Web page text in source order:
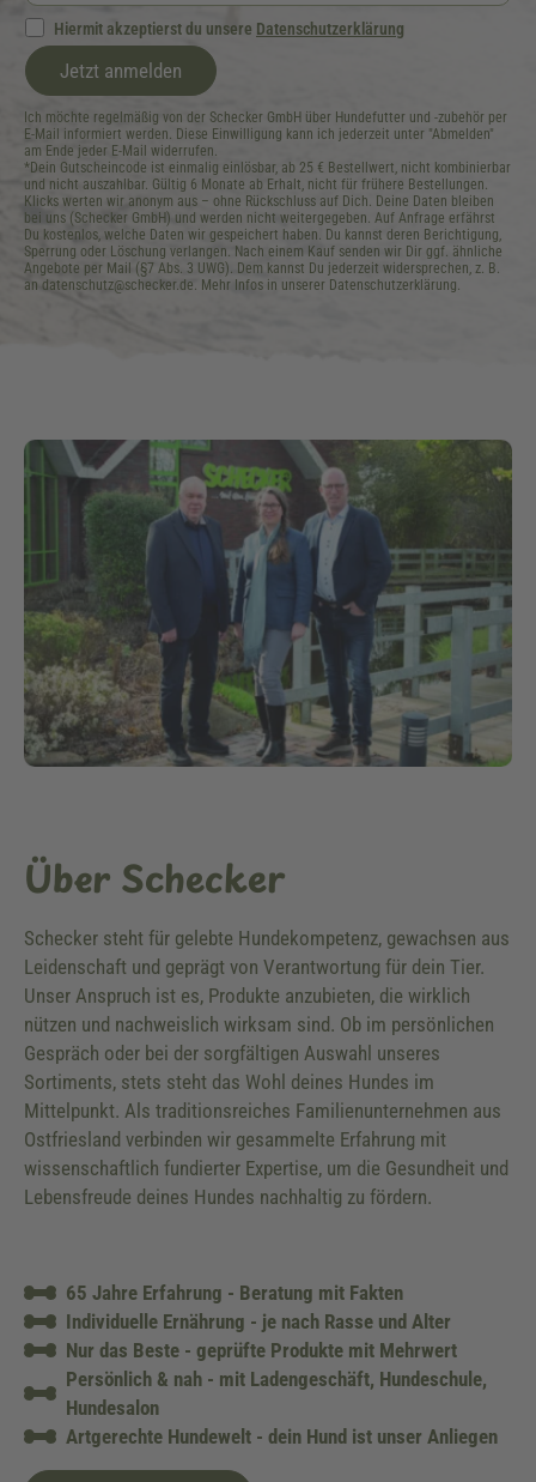
Hiermit akzeptierst du unsere Datenschutzerklärung
Jetzt anmelden
Ich möchte regelmäßig von der Schecker GmbH über Hundefutter und -zubehör per
E-Mail informiert werden. Diese Einwilligung kann ich jederzeit unter "Abmelden"
am Ende jeder E-Mail widerrufen.
*Dein Gutscheincode ist einmalig einlösbar, ab 25 € Bestellwert, nicht kombinierbar
und nicht auszahlbar. Gültig 6 Monate ab Erhalt, nicht für frühere Bestellungen.
Klicks werten wir anonym aus – ohne Rückschluss auf Dich. Deine Daten bleiben
bei uns (Schecker GmbH) und werden nicht weitergegeben. Auf Anfrage erfährst
Du kostenlos, welche Daten wir gespeichert haben. Du kannst deren Berichtigung,
Sperrung oder Löschung verlangen. Nach einem Kauf senden wir Dir ggf. ähnliche
Angebote per Mail (§7 Abs. 3 UWG). Dem kannst Du jederzeit widersprechen, z. B.
an datenschutz@schecker.de. Mehr Infos in unserer Datenschutzerklärung.
Über Schecker
Schecker steht für gelebte Hundekompetenz, gewachsen aus
Leidenschaft und geprägt von Verantwortung für dein Tier.
Unser Anspruch ist es, Produkte anzubieten, die wirklich
nützen und nachweislich wirksam sind. Ob im persönlichen
Gespräch oder bei der sorgfältigen Auswahl unseres
Sortiments, stets steht das Wohl deines Hundes im
Mittelpunkt. Als traditionsreiches Familienunternehmen aus
Ostfriesland verbinden wir gesammelte Erfahrung mit
wissenschaftlich fundierter Expertise, um die Gesundheit und
Lebensfreude deines Hundes nachhaltig zu fördern.
65 Jahre Erfahrung - Beratung mit Fakten
Individuelle Ernährung - je nach Rasse und Alter
Nur das Beste - geprüfte Produkte mit Mehrwert
Persönlich & nah - mit Ladengeschäft, Hundeschule,
Hundesalon
Artgerechte Hundewelt - dein Hund ist unser Anliegen